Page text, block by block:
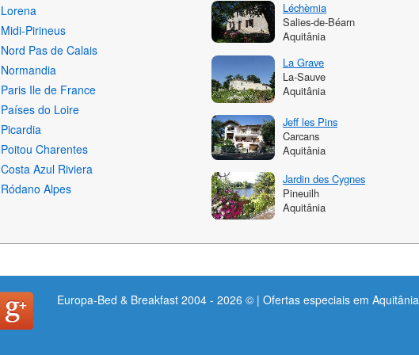
Lorena
Midi-Pirineus
Nord Pas de Calais
Normandia
Paris Ile de France
Países do Loire
Picardia
Poitou Charentes
Costa Azul Riviera
Ródano Alpes
Léchèmia
Salies-de-Béarn
Aquitânia
La Grave
La-Sauve
Aquitânia
Jeff les Pins
Carcans
Aquitânia
Jardin des Cygnes
Pineuilh
Aquitânia
Europa-Bed & Breakfast 2004 - 2026 © | Ofertas especiais em Aquitânia